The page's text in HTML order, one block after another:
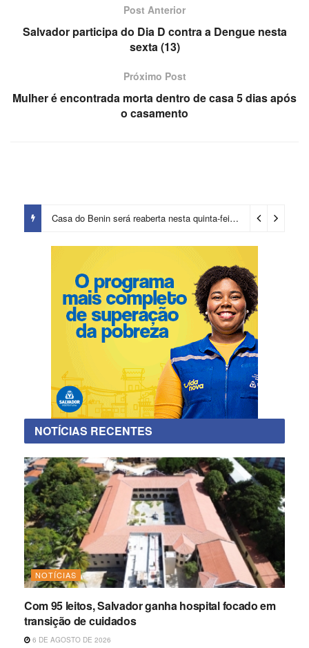
Post Anterior
Salvador participa do Dia D contra a Dengue nesta
sexta (13)
Próximo Post
Mulher é encontrada morta dentro de casa 5 dias após
o casamento
Casa do Benin será reaberta nesta quinta-feira (6) 5 horas ago
NOTÍCIAS RECENTES
NOTÍCIAS
Com 95 leitos, Salvador ganha hospital focado em
transição de cuidados
6 DE AGOSTO DE 2026